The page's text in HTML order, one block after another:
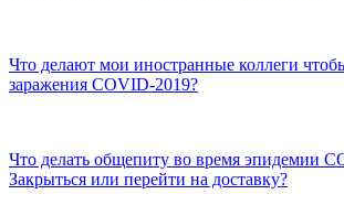
Что делают мои иностранные коллеги
заражения COVID-2019?
Что делать общепиту во время эпидемии
Закрыться или перейти на доставку?